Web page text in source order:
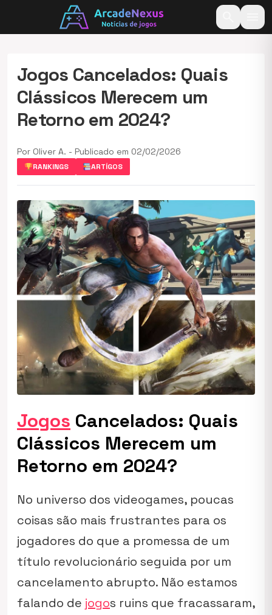
Jogos Cancelados: Quais
Clássicos Merecem um
Retorno em 2024?
Por Oliver A. - Publicado em 02/02/2026
RANKINGS ARTÍGOS
Jogos Cancelados: Quais
Clássicos Merecem um
Retorno em 2024?
No universo dos videogames, poucas
coisas são mais frustrantes para os
jogadores do que a promessa de um
título revolucionário seguida por um
cancelamento abrupto. Não estamos
falando de jogos ruins que fracassaram,